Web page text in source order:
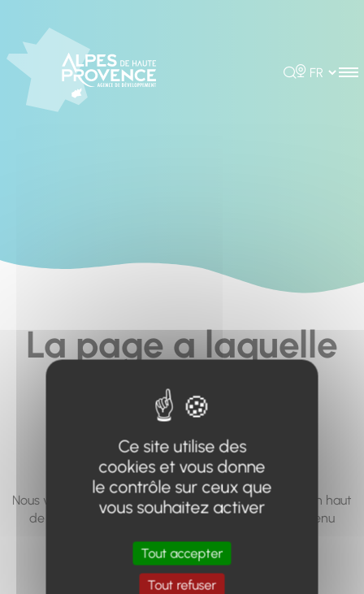
Rechercher
Choisir la
La page a laquelle
vous cherchez à
accéder n'existe
pas... ou plus.
Nous vous invitons à utiliser le moteur de recherche en haut
de page, ou à utiliser le menu pour trouver le contenu
Retour à l'accueil
Ce site utilise des
cookies et vous donne
le contrôle sur ceux que
vous souhaitez activer
Tout accepter
Tout refuser